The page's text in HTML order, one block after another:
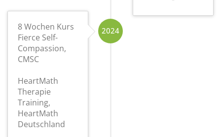
2024
8 Wochen Kurs
Fierce Self-
Compassion,
CMSC
HeartMath
Therapie
Training,
HeartMath
Deutschland